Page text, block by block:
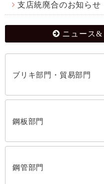
支店統廃合のお知らせ
ニュース
ブリキ部門・貿易部門
鋼板部門
鋼管部門